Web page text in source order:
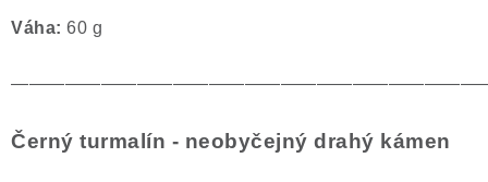
Váha: 60 g
Černý turmalín - neobyčejný drahý kámen